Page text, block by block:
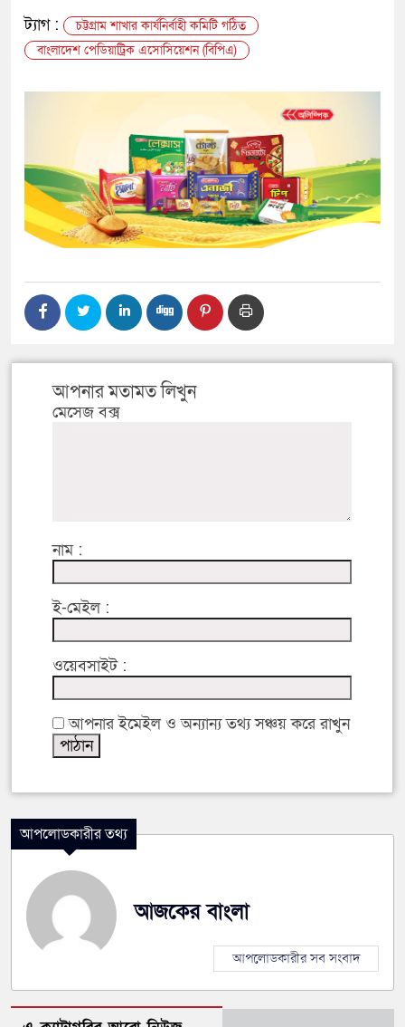
ট্যাগ :
চট্টগ্রাম শাখার কার্যনির্বাহী কমিটি গঠিত
বাংলাদেশ পেডিয়াট্রিক এসোসিয়েশন (বিপিএ)
আপনার মতামত লিখুন
মেসেজ বক্স
নাম :
ই-মেইল :
ওয়েবসাইট :
আপনার ইমেইল ও অন্যান্য তথ্য সঞ্চয় করে রাখুন
আপলোডকারীর তথ্য
আজকের বাংলা
আপলোডকারীর সব সংবাদ